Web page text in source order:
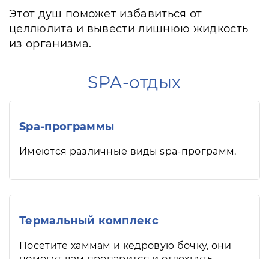
Этот душ поможет избавиться от
целлюлита и вывести лишнюю жидкость
из организма.
SPA-отдых
Spa-программы
Имеются различные виды spa-программ.
Термальный комплекс
Посетите хаммам и кедровую бочку, они